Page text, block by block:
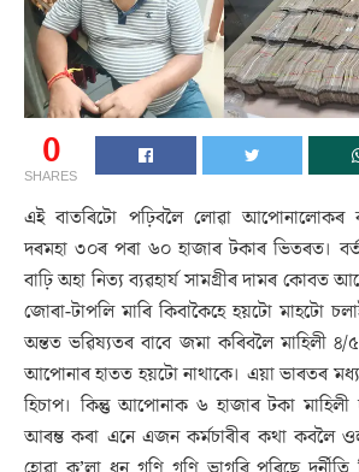
0
SHARES
এই বাতৰিটো পঢ়িবলৈ লোৱা আপোনালোকৰ
দৰমহা ৩০ৰ পৰা ৬০ হাজাৰ টকাৰ ভিতৰত।
বাঢ়ি অহা নিত্য ব্যৱহাৰ্য সামগ্ৰীৰ দামৰ কোবত
জোৰা-টাপলি মাৰি কিবাকৈহে হয়টো মাহটো
অন্তত ভৱিষ্যতৰ বাবে জমা কৰিবলৈ মাহিলী ৪/
আপোনাৰ হাতত হয়টো নাথাকে। এয়া ভাৰতৰ
হিচাপ। কিন্তু আপোনাক ৬ হাজাৰ টকা মাহিলী
আৰম্ভ কৰা এনে এজন কৰ্মচাৰীৰ কথা কবলৈ